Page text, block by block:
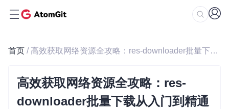
首页 / 高效获取网络资源全攻略：res-downloader批量下载从入门到精通
高效获取网络资源全攻略：res-
downloader批量下载从入门到精通